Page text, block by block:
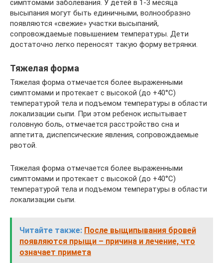
симптомами заболевания. У детей в 1-3 месяца
высыпания могут быть единичными, волнообразно
появляются «свежие» участки высыпаний,
сопровождаемые повышением температуры. Дети
достаточно легко переносят такую форму ветрянки.
Тяжелая форма
Тяжелая форма отмечается более выраженными
симптомами и протекает с высокой (до +40°С)
температурой тела и подъемом температуры в области
локализации сыпи. При этом ребенок испытывает
головную боль, отмечается расстройство сна и
аппетита, диспепсические явления, сопровождаемые
рвотой.
Тяжелая форма отмечается более выраженными
симптомами и протекает с высокой (до +40°С)
температурой тела и подъемом температуры в области
локализации сыпи.
Читайте также: После выщипывания бровей
появляются прыщи – причина и лечение, что
означает примета